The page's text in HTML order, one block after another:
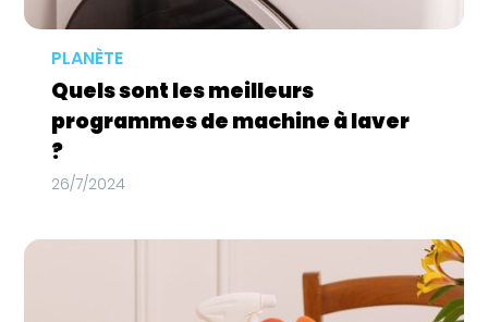
PLANÈTE
Quels sont les meilleurs
programmes de machine à laver
?
26/7/2024